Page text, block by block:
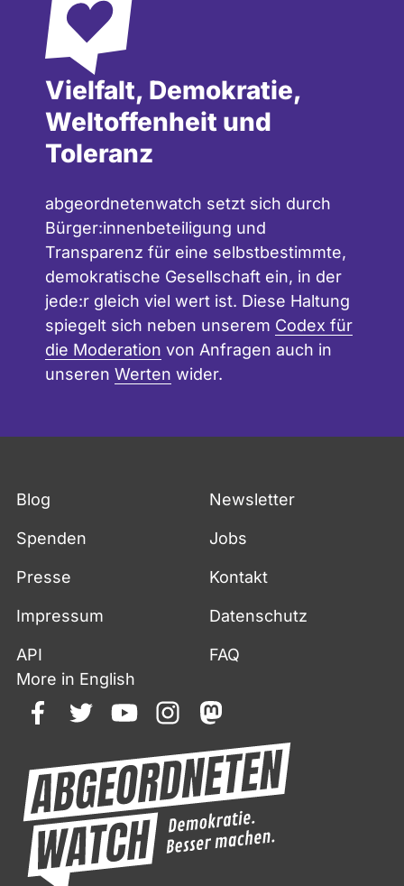
Vielfalt, Demokratie,
Weltoffenheit und
Toleranz
abgeordnetenwatch setzt sich durch
Bürger:innenbeteiligung und
Transparenz für eine selbstbestimmte,
demokratische Gesellschaft ein, in der
jede:r gleich viel wert ist. Diese Haltung
spiegelt sich neben unserem Codex für
die Moderation von Anfragen auch in
unseren Werten wider.
Blog Newsletter
Spenden Jobs
Presse Kontakt
Impressum Datenschutz
API
FAQ
More in English
facebooktwitteryoutubeinstagrammastodon